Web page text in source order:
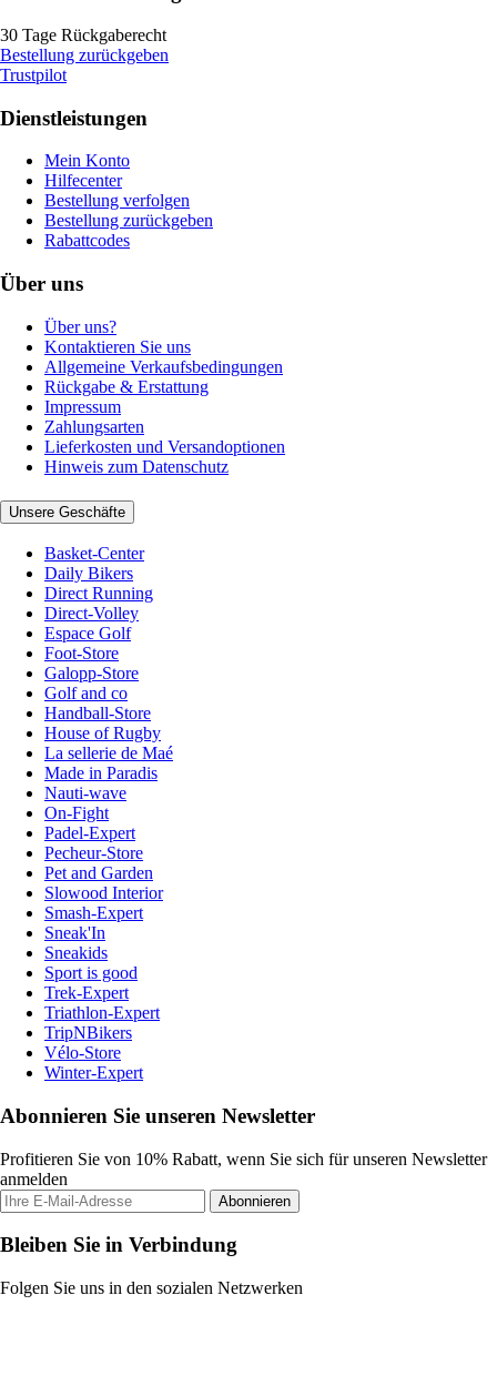
30 Tage Rückgaberecht
Bestellung zurückgeben
Trustpilot
Dienstleistungen
Mein Konto
Hilfecenter
Bestellung verfolgen
Bestellung zurückgeben
Rabattcodes
Über uns
Über uns?
Kontaktieren Sie uns
Allgemeine Verkaufsbedingungen
Rückgabe & Erstattung
Impressum
Zahlungsarten
Lieferkosten und Versandoptionen
Hinweis zum Datenschutz
Unsere Geschäfte
Basket-Center
Daily Bikers
Direct Running
Direct-Volley
Espace Golf
Foot-Store
Galopp-Store
Golf and co
Handball-Store
House of Rugby
La sellerie de Maé
Made in Paradis
Nauti-wave
On-Fight
Padel-Expert
Pecheur-Store
Pet and Garden
Slowood Interior
Smash-Expert
Sneak'In
Sneakids
Sport is good
Trek-Expert
Triathlon-Expert
TripNBikers
Vélo-Store
Winter-Expert
Abonnieren Sie unseren Newsletter
Profitieren Sie von 10% Rabatt, wenn Sie sich für unseren Newsletter
anmelden
Abonnieren
Bleiben Sie in Verbindung
Folgen Sie uns in den sozialen Netzwerken